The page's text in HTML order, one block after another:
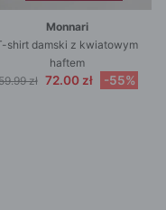
Monnari
shirt damski z kwiatowym
haftem
zł 72.00 zł -55%